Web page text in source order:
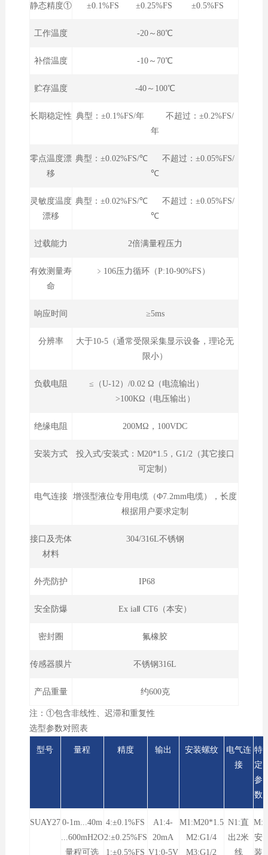
静态精度① ±0.1%FS ±0.25%FS ±0.5%FS
工作温度 -20～80℃
补偿温度 -10～70℃
贮存温度 -40～100℃
长期稳定性 典型：±0.1%FS/年 不超过：±0.2%FS/
年
零点温度漂
移
典型：±0.02%FS/℃ 不超过：±0.05%FS/
℃
灵敏度温度
漂移
典型：±0.02%FS/℃ 不超过：±0.05%FS/
℃
过载能力 2倍满量程压力
有效测量寿
命
﹥106压力循环（P:10-90%FS）
响应时间 ≥5ms
分辨率
大于10-5（通常受限采集显示设备，理论无
限小）
负载电阻
≤（U-12）/0.02 Ω（电流输出）
>100KΩ（电压输出）
绝缘电阻 200MΩ，100VDC
安装方式
投入式/安装式：M20*1.5，G1/2（其它接口
可定制）
电气连接
增强型液位专用电缆（Φ7.2mm电缆），长度
根据用户要求定制
接口及壳体
材料
304/316L不锈钢
外壳防护 IP68
安全防爆 Ex iaⅡ CT6（本安）
密封圈 氟橡胶
传感器膜片 不锈钢316L
产品重量 约600克
注：①包含非线性、迟滞和重复性
选型参数对照表
型号 量程 精度 输出 安装螺纹
电气连
接
特
定
参
数
SUAY27 0-1m...40m
...600mH2O
量程可选
4:±0.1%FS
2:±0.25%FS
1:±0.5%FS
A1:4-
20mA
V1:0-5V
M1:M20*1.5
M2:G1/4
M3:G1/2
N1:直
出2米
线
M:
安
装